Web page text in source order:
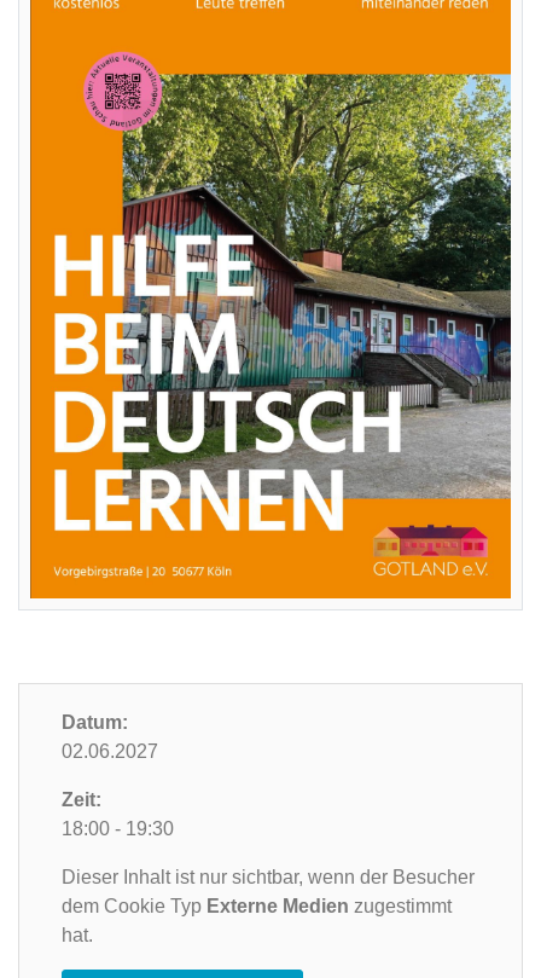
Datum:
02.06.2027
Zeit:
18:00 - 19:30
Dieser Inhalt ist nur sichtbar, wenn der Besucher
dem Cookie Typ Externe Medien zugestimmt
hat.